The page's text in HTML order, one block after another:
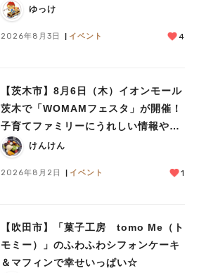
に参加しました
ゆっけ
2026年8月3日 イベント 4
【茨木市】8月6日（木）イオンモール
茨木で「WOMAMフェスタ」が開催！
子育てファミリーにうれしい情報やプ
レゼントがいっぱい♪
けんけん
2026年8月2日 イベント 1
【吹田市】「菓子工房 tomo Me（ト
モミー）」のふわふわシフォンケーキ
＆マフィンで幸せいっぱい☆